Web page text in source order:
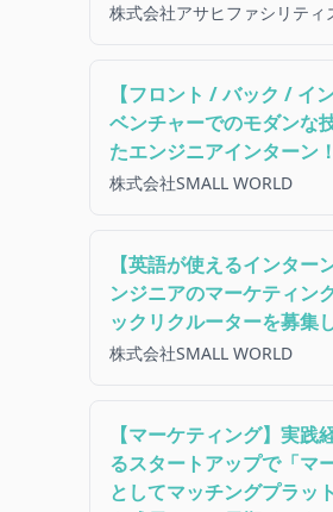
株式会社アサヒファシリティ
【フロント / バック / イ
ベンチャーでのモダンな
たエンジニアインターン！
株式会社SMALL WORLD
【英語が使えるインター
ンジニアのマーケティン
ックリクルーターを募集
株式会社SMALL WORLD
【マーケティング】実践
るスタートアップで「マ
としてマッチングプラッ